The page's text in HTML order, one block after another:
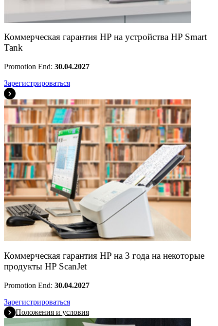
Коммерческая гарантия HP на устройства HP Smart
Tank
Promotion End: 30.04.2027
Зарегистрироваться
Коммерческая гарантия HP на 3 года на некоторые
продукты HP ScanJet
Promotion End: 30.04.2027
Зарегистрироваться
Положения и условия